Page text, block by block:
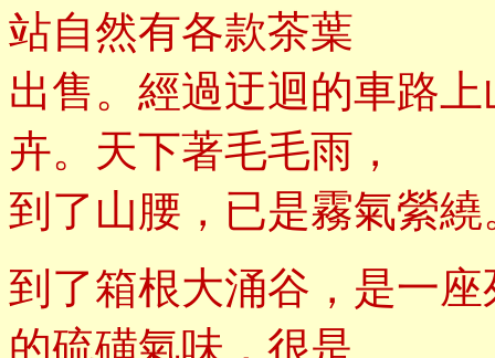
站自然有各款茶葉
出售。經過迂迴的車路
卉。天下著毛毛雨，
到了山腰，已是霧氣縈繞
到了箱根大涌谷，是一
的硫磺氣味，很是